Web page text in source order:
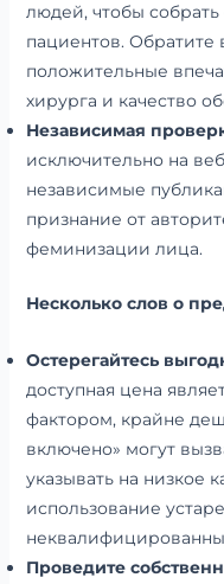
людей, чтобы
пациентов.
положительные
хирурга и качество
Независимая
исключительно на
независимые
признание от
феминизации лица.
Несколько слов о
Остерегайтесь
доступная цена
фактором, крайне
включено» могут
указывать на низкое
использование
Проведите